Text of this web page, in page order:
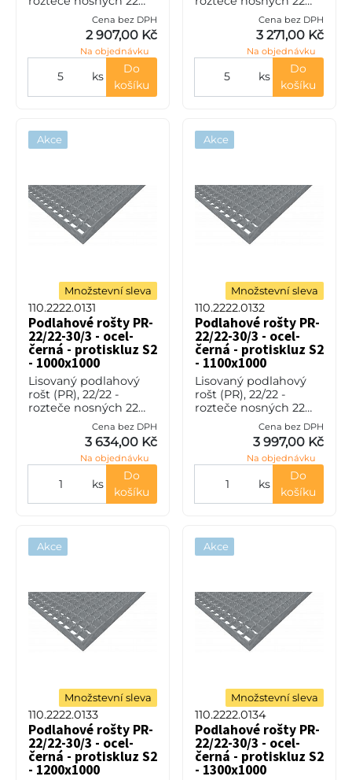
mm / rozpěrných 22
mm, výška 30 mm, síla
3 mm, ocel S235JR
(ST37.2 nebo také ČSN
Cena bez DPH
2 907,00 Kč
Na objednávku
ks
Do
košíku
mm / rozpěrných 22
mm, výška 30 mm, síla
3 mm, ocel S235JR
(ST37.2 nebo také ČSN
Cena bez DPH
3 271,00 Kč
Na objednávku
ks
Do
košíku
Akce
Množstevní sleva
110.2222.0131
Podlahové rošty PR-
22/22-30/3 - ocel-
černá - protiskluz S2
- 1000x1000
Lisovaný podlahový
rošt (PR), 22/22 -
rozteče nosných 22
mm / rozpěrných 22
mm, výška 30 mm, síla
3 mm, ocel S235JR
(ST37.2 nebo také ČSN
Cena bez DPH
3 634,00 Kč
Na objednávku
ks
Do
košíku
Akce
Množstevní sleva
110.2222.0132
Podlahové rošty PR-
22/22-30/3 - ocel-
černá - protiskluz S2
- 1100x1000
Lisovaný podlahový
rošt (PR), 22/22 -
rozteče nosných 22
mm / rozpěrných 22
mm, výška 30 mm, síla
3 mm, ocel S235JR
(ST37.2 nebo také ČSN
Cena bez DPH
3 997,00 Kč
Na objednávku
ks
Do
košíku
Akce
Množstevní sleva
110.2222.0133
Podlahové rošty PR-
22/22-30/3 - ocel-
černá - protiskluz S2
- 1200x1000
Akce
Množstevní sleva
110.2222.0134
Podlahové rošty PR-
22/22-30/3 - ocel-
černá - protiskluz S2
- 1300x1000